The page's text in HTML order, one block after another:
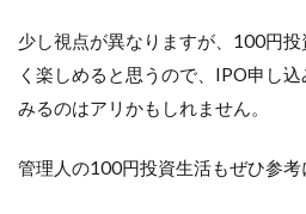
少し視点が異なりますが、100円
く楽しめると思うので、IPO申し
みるのはアリかもしれません。
管理人の100円投資生活もぜひ参